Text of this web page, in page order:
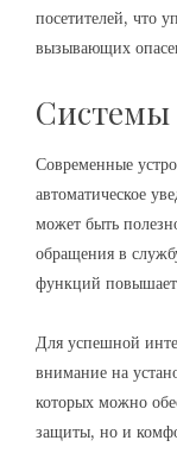
посетителей, что
вызывающих
Системы
Современные
автоматическое
может быть
обращения в
функций повышает
Для успешной
внимание на
которых можно
защиты, но и